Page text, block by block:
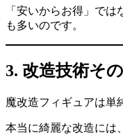
「安いからお得」で
も多いのです。
3. 改造技術そ
魔改造フィギュアは単
本当に綺麗な改造には、